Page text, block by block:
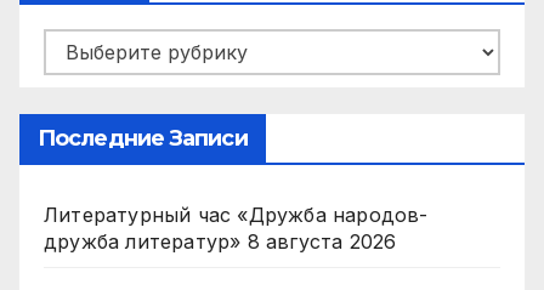
Рубрики
Последние Записи
Литературный час «Дружба народов-
дружба литератур» 8 августа 2026